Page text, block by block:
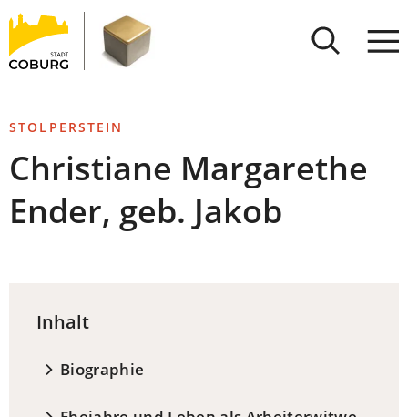
INHALT ANSPRINGEN
Stadt
Coburg
STOLPERSTEIN
Christiane Margarethe
Ender, geb. Jakob
Inhalt
Biographie